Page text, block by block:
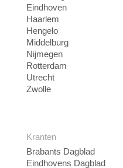
Eindhoven
Haarlem
Hengelo
Middelburg
Nijmegen
Rotterdam
Utrecht
Zwolle
Kranten
Brabants Dagblad
Eindhovens Dagblad